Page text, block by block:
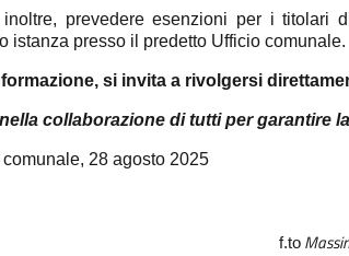
inoltre, prevedere esenzioni per i titolari
istanza presso il predetto Ufficio comunale.
si invita a rivolgersi
collaborazione di tutti per garantire
28 agosto 2025
f.to